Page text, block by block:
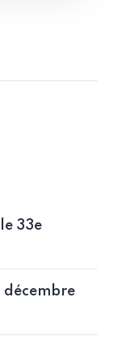
33e
décembre